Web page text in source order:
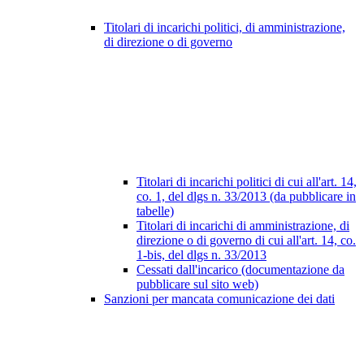
Titolari di incarichi politici, di amministrazione,
di direzione o di governo
Titolari di incarichi politici di cui all'art. 14,
co. 1, del dlgs n. 33/2013 (da pubblicare in
tabelle)
Titolari di incarichi di amministrazione, di
direzione o di governo di cui all'art. 14, co.
1-bis, del dlgs n. 33/2013
Cessati dall'incarico (documentazione da
pubblicare sul sito web)
Sanzioni per mancata comunicazione dei dati